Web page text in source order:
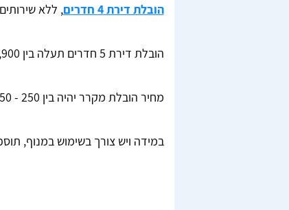
הובלת דירת 4 חדרים , ללא שירותים
הובלת דירת 5 חדרים תעלה בין 2,900 ל-3,800 ש"ח.
מחיר הובלת מקרר יהיה בין 250 - 450 ש"ח להובלה בבניין עם מעלית.
במידה ויש צורך בשימוש במנוף, תוספת